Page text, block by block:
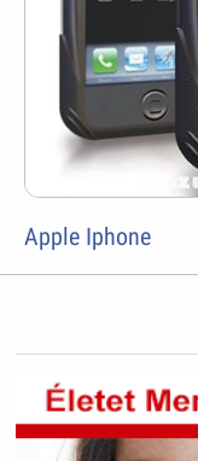
Apple Iphone